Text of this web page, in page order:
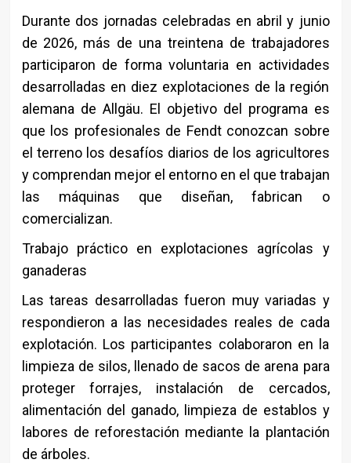
Durante dos jornadas celebradas en abril y junio
de 2026, más de una treintena de trabajadores
participaron de forma voluntaria en actividades
desarrolladas en diez explotaciones de la región
alemana de Allgäu. El objetivo del programa es
que los profesionales de Fendt conozcan sobre
el terreno los desafíos diarios de los agricultores
y comprendan mejor el entorno en el que trabajan
las máquinas que diseñan, fabrican o
comercializan.
Trabajo práctico en explotaciones agrícolas y
ganaderas
Las tareas desarrolladas fueron muy variadas y
respondieron a las necesidades reales de cada
explotación. Los participantes colaboraron en la
limpieza de silos, llenado de sacos de arena para
proteger forrajes, instalación de cercados,
alimentación del ganado, limpieza de establos y
labores de reforestación mediante la plantación
de árboles.